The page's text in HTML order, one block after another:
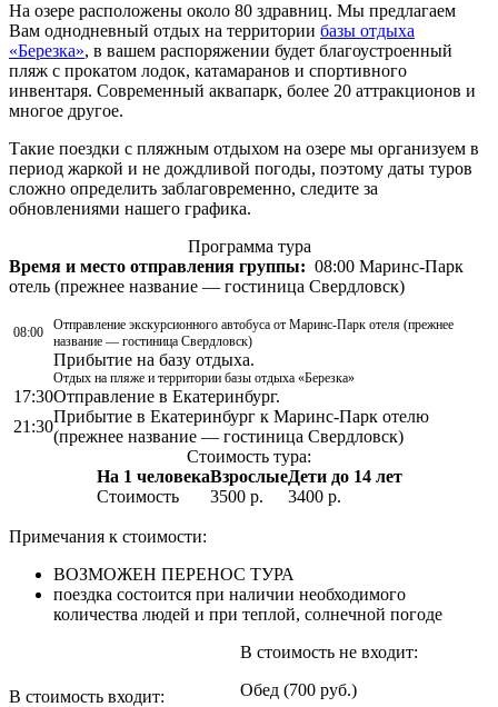
На озере расположены около 80 здравниц. Мы предлагаем
Вам однодневный отдых на территории базы отдыха
«Березка», в вашем распоряжении будет благоустроенный
пляж с прокатом лодок, катамаранов и спортивного
инвентаря. Современный аквапарк, более 20 аттракционов и
многое другое.
Такие поездки с пляжным отдыхом на озере мы организуем в
период жаркой и не дождливой погоды, поэтому даты туров
сложно определить заблаговременно, следите за
обновлениями нашего графика.
Программа тура
Время и место отправления группы: 08:00 Маринс-Парк
отель (прежнее название — гостиница Свердловск)
08:00
Отправление экскурсионного автобуса от Маринс-Парк отеля (прежнее
название — гостиница Свердловск)
Прибытие на базу отдыха.
Отдых на пляже и территории базы отдыха «Березка»
17:30Отправление в Екатеринбург.
21:30
Прибытие в Екатеринбург к Маринс-Парк отелю
(прежнее название — гостиница Свердловск)
Стоимость тура:
На 1 человекаВзрослыеДети до 14 лет
Стоимость
3500 р. 3400 р.
Примечания к стоимости:
ВОЗМОЖЕН ПЕРЕНОС ТУРА
поездка состоится при наличии необходимого
количества людей и при теплой, солнечной погоде
В стоимость входит:
В стоимость не входит:
Обед (700 руб.)